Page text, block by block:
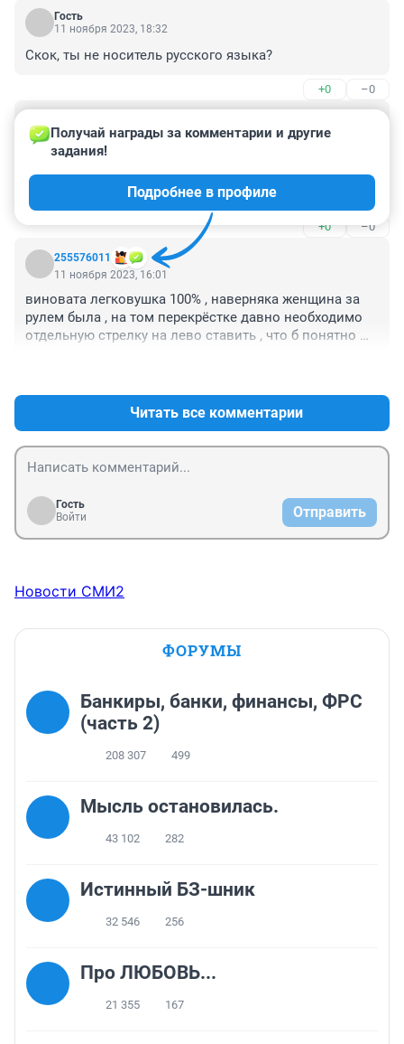
Гость
11 ноября 2023, 18:32
Скок, ты не носитель русского языка?
+0 –0
11 ноября 2023, 17:26
В этом месте со стороны автобуса дурацкий двойной
светофор. На первом светофоре ему загорелся
зелёный, а а красный через двадцать метров он
видимо внимания не обратил.
+0 –0
255576011
Получай награды за комментарии и другие
задания!
Подробнее в профиле
11 ноября 2023, 16:01
виновата легковушка 100% , наверняка женщина за
рулем была , на том перекрёстке давно необходимо
отдельную стрелку на лево ставить , что б понятно
Читать все комментарии
Гость
Войти
Отправить
Новости СМИ2
ФОРУМЫ
Банкиры, банки, финансы, ФРС
(часть 2)
208 307 499
Мысль остановилась.
43 102 282
Истинный БЗ-шник
32 546 256
Про ЛЮБОВЬ...
21 355 167